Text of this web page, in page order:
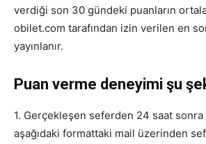
verdiği son 30 gündeki puanların
obilet.com tarafından izin verilen en
yayınlanır.
Puan verme deneyimi şu
1. Gerçekleşen seferden 24 saat sonra
aşağıdaki formattaki mail üzerinden